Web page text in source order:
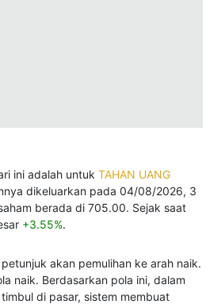
ini adalah untuk TAHAN UANG
dikeluarkan pada 04/08/2026, 3
berada di 705.00. Sejak saat
+3.55%.
akan pemulihan ke arah naik.
naik. Berdasarkan pola ini, dalam
di pasar, sistem membuat